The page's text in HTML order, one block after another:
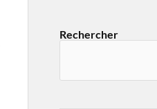
Rechercher